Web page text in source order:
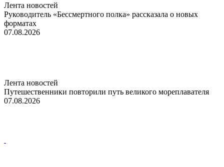
Лента новостей
Руководитель «Бессмертного полка» рассказала о новых
форматах
07.08.2026
Лента новостей
Путешественники повторили путь великого мореплавателя
07.08.2026